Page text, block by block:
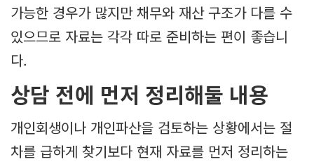
가능한 경우가 많지만 채무와 재산 구조가 다를 수
있으므로 자료는 각각 따로 준비하는 편이 좋습니
다.
상담 전에 먼저 정리해둘 내용
개인회생이나 개인파산을 검토하는 상황에서는 절
차를 급하게 찾기보다 현재 자료를 먼저 정리하는